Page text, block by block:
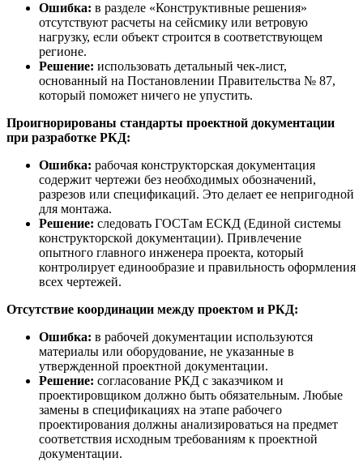
Ошибка: в разделе «Конструктивные решения»
отсутствуют расчеты на сейсмику или ветровую
нагрузку, если объект строится в соответствующем
регионе.
Решение: использовать детальный чек-лист,
основанный на Постановлении Правительства № 87,
который поможет ничего не упустить.
Проигнорированы стандарты проектной документации
при разработке РКД:
Ошибка: рабочая конструкторская документация
содержит чертежи без необходимых обозначений,
разрезов или спецификаций. Это делает ее непригодной
для монтажа.
Решение: следовать ГОСТам ЕСКД (Единой системы
конструкторской документации). Привлечение
опытного главного инженера проекта, который
контролирует единообразие и правильность оформления
всех чертежей.
Отсутствие координации между проектом и РКД:
Ошибка: в рабочей документации используются
материалы или оборудование, не указанные в
утвержденной проектной документации.
Решение: согласование РКД с заказчиком и
проектировщиком должно быть обязательным. Любые
замены в спецификациях на этапе рабочего
проектирования должны анализироваться на предмет
соответствия исходным требованиям к проектной
документации.